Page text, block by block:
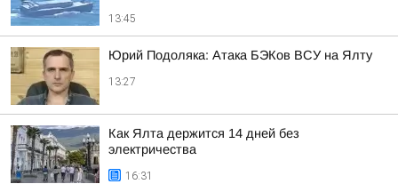
13:45
Юрий Подоляка: Атака БЭКов ВСУ на Ялту
13:27
Как Ялта держится 14 дней без
электричества
16:31